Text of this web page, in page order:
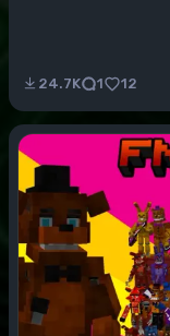
24.7K 1 12